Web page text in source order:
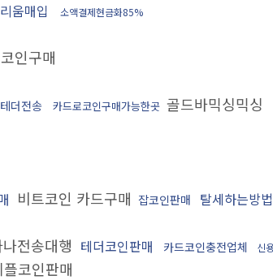
움매입 소액결제현금화85%
인구매
더전송 카드로코인구매가능한곳 골드바믹싱믹싱
비트코인 카드구매 잡코인판매
탈세하는방법
전송대행 테더코인판매 카드코인충전업체 신
플코인판매